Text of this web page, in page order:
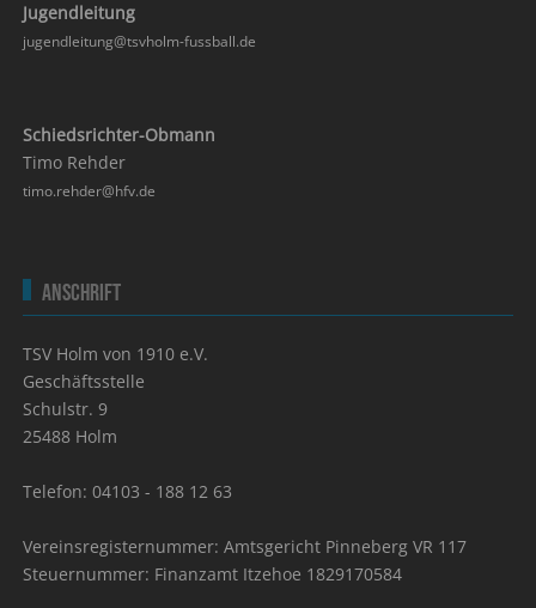
Jugendleitung
jugendleitung@tsvholm-fussball.de
Schiedsrichter-Obmann
Timo Rehder
timo.rehder@hfv.de
Anschrift
TSV Holm von 1910 e.V.
Geschäftsstelle
Schulstr. 9
25488 Holm
Telefon: 04103 - 188 12 63
Vereinsregisternummer: Amtsgericht Pinneberg VR 117
Steuernummer: Finanzamt Itzehoe 1829170584